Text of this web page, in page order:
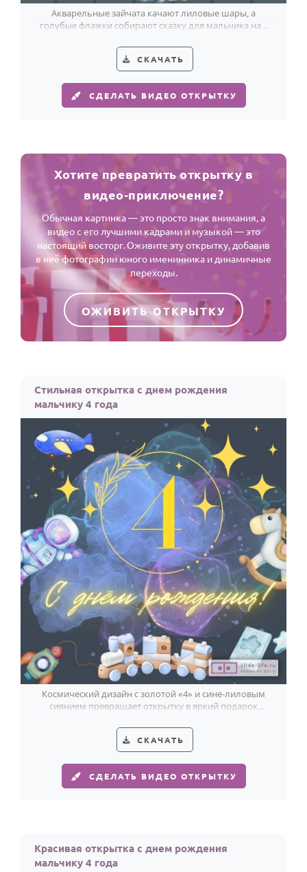
Акварельные зайчата качают лиловые шары, а
голубые флажки собирают сказку для мальчика на 4
СКАЧАТЬ
СДЕЛАТЬ ВИДЕО ОТКРЫТКУ
Хотите превратить открытку в
видео-приключение?
Обычная картинка — это просто знак внимания, а
видео с его лучшими кадрами и музыкой — это
настоящий восторг. Оживите эту открытку, добавив
в неё фотографии юного именинника и динамичные
переходы.
ОЖИВИТЬ ОТКРЫТКУ
Стильная открытка с днем рождения
мальчику 4 года
Космический дизайн с золотой «4» и сине-лиловым
сиянием превращает открытку в яркий подарок
СКАЧАТЬ
СДЕЛАТЬ ВИДЕО ОТКРЫТКУ
Красивая открытка с днем рождения
мальчику 4 года